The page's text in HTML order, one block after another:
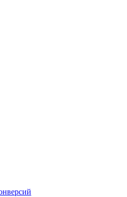
доступ
популярных токенов